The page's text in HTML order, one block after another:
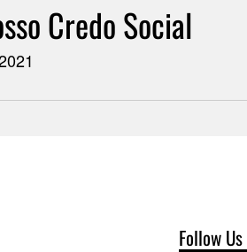
Credo Social
Follow Us